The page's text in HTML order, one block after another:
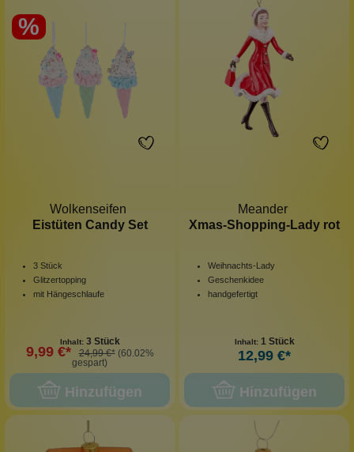
%
Wolkenseifen
Eistüten Candy Set
3 Stück
Glitzertopping
mit Hängeschlaufe
Inhalt: 3 Stück
9,99 €* 24,99 €* (60.02%
gespart)
Hinzufügen
Meander
Xmas-Shopping-Lady rot
Weihnachts-Lady
Geschenkidee
handgefertigt
Inhalt: 1 Stück
12,99 €*
Hinzufügen